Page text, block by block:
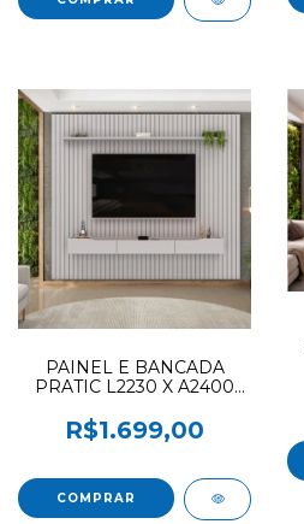
PAINEL E BANCADA
PRATIC L2230 X A2400
R$1.699,00